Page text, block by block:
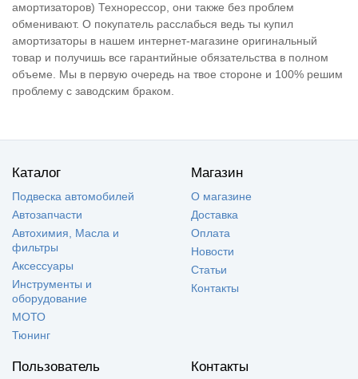
амортизаторов) Технорессор, они также без проблем
обменивают. О покупатель расслабься ведь ты купил
амортизаторы в нашем интернет-магазине оригинальный
товар и получишь все гарантийные обязательства в полном
объеме. Мы в первую очередь на твое стороне и 100% решим
проблему с заводским браком.
Каталог
Подвеска автомобилей
Автозапчасти
Автохимия, Масла и
фильтры
Аксессуары
Инструменты и
оборудование
МОТО
Тюнинг
Магазин
О магазине
Доставка
Оплата
Новости
Статьи
Контакты
Пользователь Контакты